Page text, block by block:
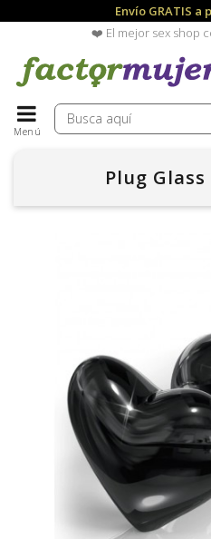
Envío GRATIS a
❤️ El mejor sex shop
Menú
Plug